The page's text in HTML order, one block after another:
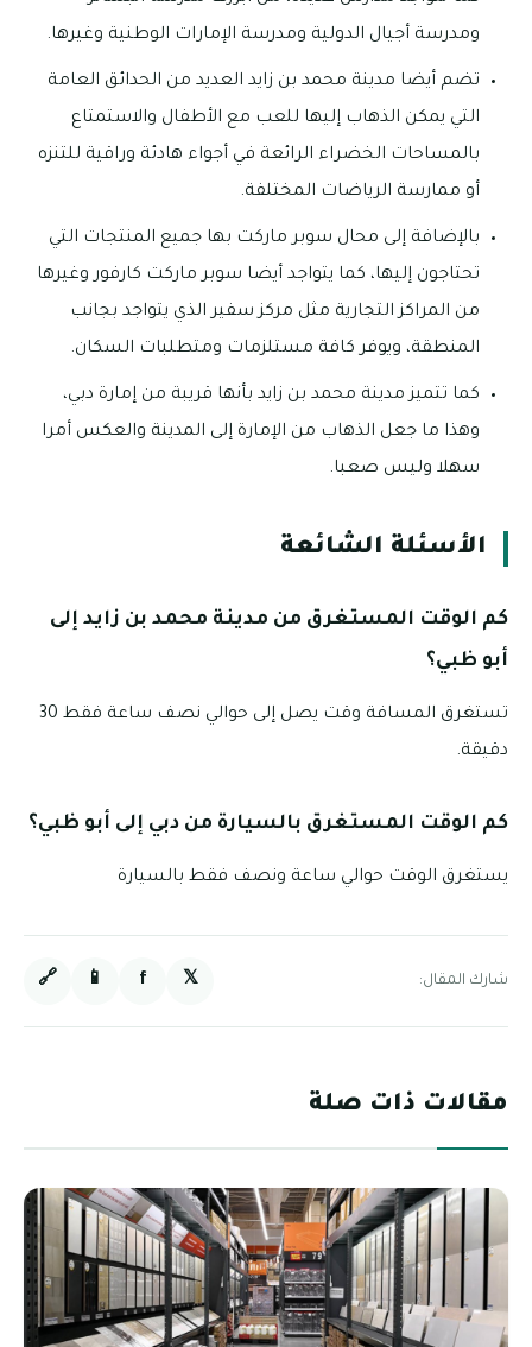
ومدرسة أجيال الدولية ومدرسة الإمارات الوطنية وغيرها.
تضم أيضا مدينة محمد بن زايد العديد من الحدائق العامة
التي يمكن الذهاب إليها للعب مع الأطفال والاستمتاع
بالمساحات الخضراء الرائعة في أجواء هادئة وراقية للتنزه
أو ممارسة الرياضات المختلفة.
بالإضافة إلى محال سوبر ماركت بها جميع المنتجات التي
تحتاجون إليها، كما يتواجد أيضا سوبر ماركت كارفور وغيرها
من المراكز التجارية مثل مركز سفير الذي يتواجد بجانب
المنطقة، ويوفر كافة مستلزمات ومتطلبات السكان.
كما تتميز مدينة محمد بن زايد بأنها قريبة من إمارة دبي،
وهذا ما جعل الذهاب من الإمارة إلى المدينة والعكس أمرا
سهلا وليس صعبا.
الأسئلة الشائعة
كم الوقت المستغرق من مدينة محمد بن زايد إلى
أبو ظبي؟
تستغرق المسافة وقت يصل إلى حوالي نصف ساعة فقط 30
دقيقة.
كم الوقت المستغرق بالسيارة من دبي إلى أبو ظبي؟
يستغرق الوقت حوالي ساعة ونصف فقط بالسيارة
شارك المقال: 𝕏
f
📱
🔗
مقالات ذات صلة